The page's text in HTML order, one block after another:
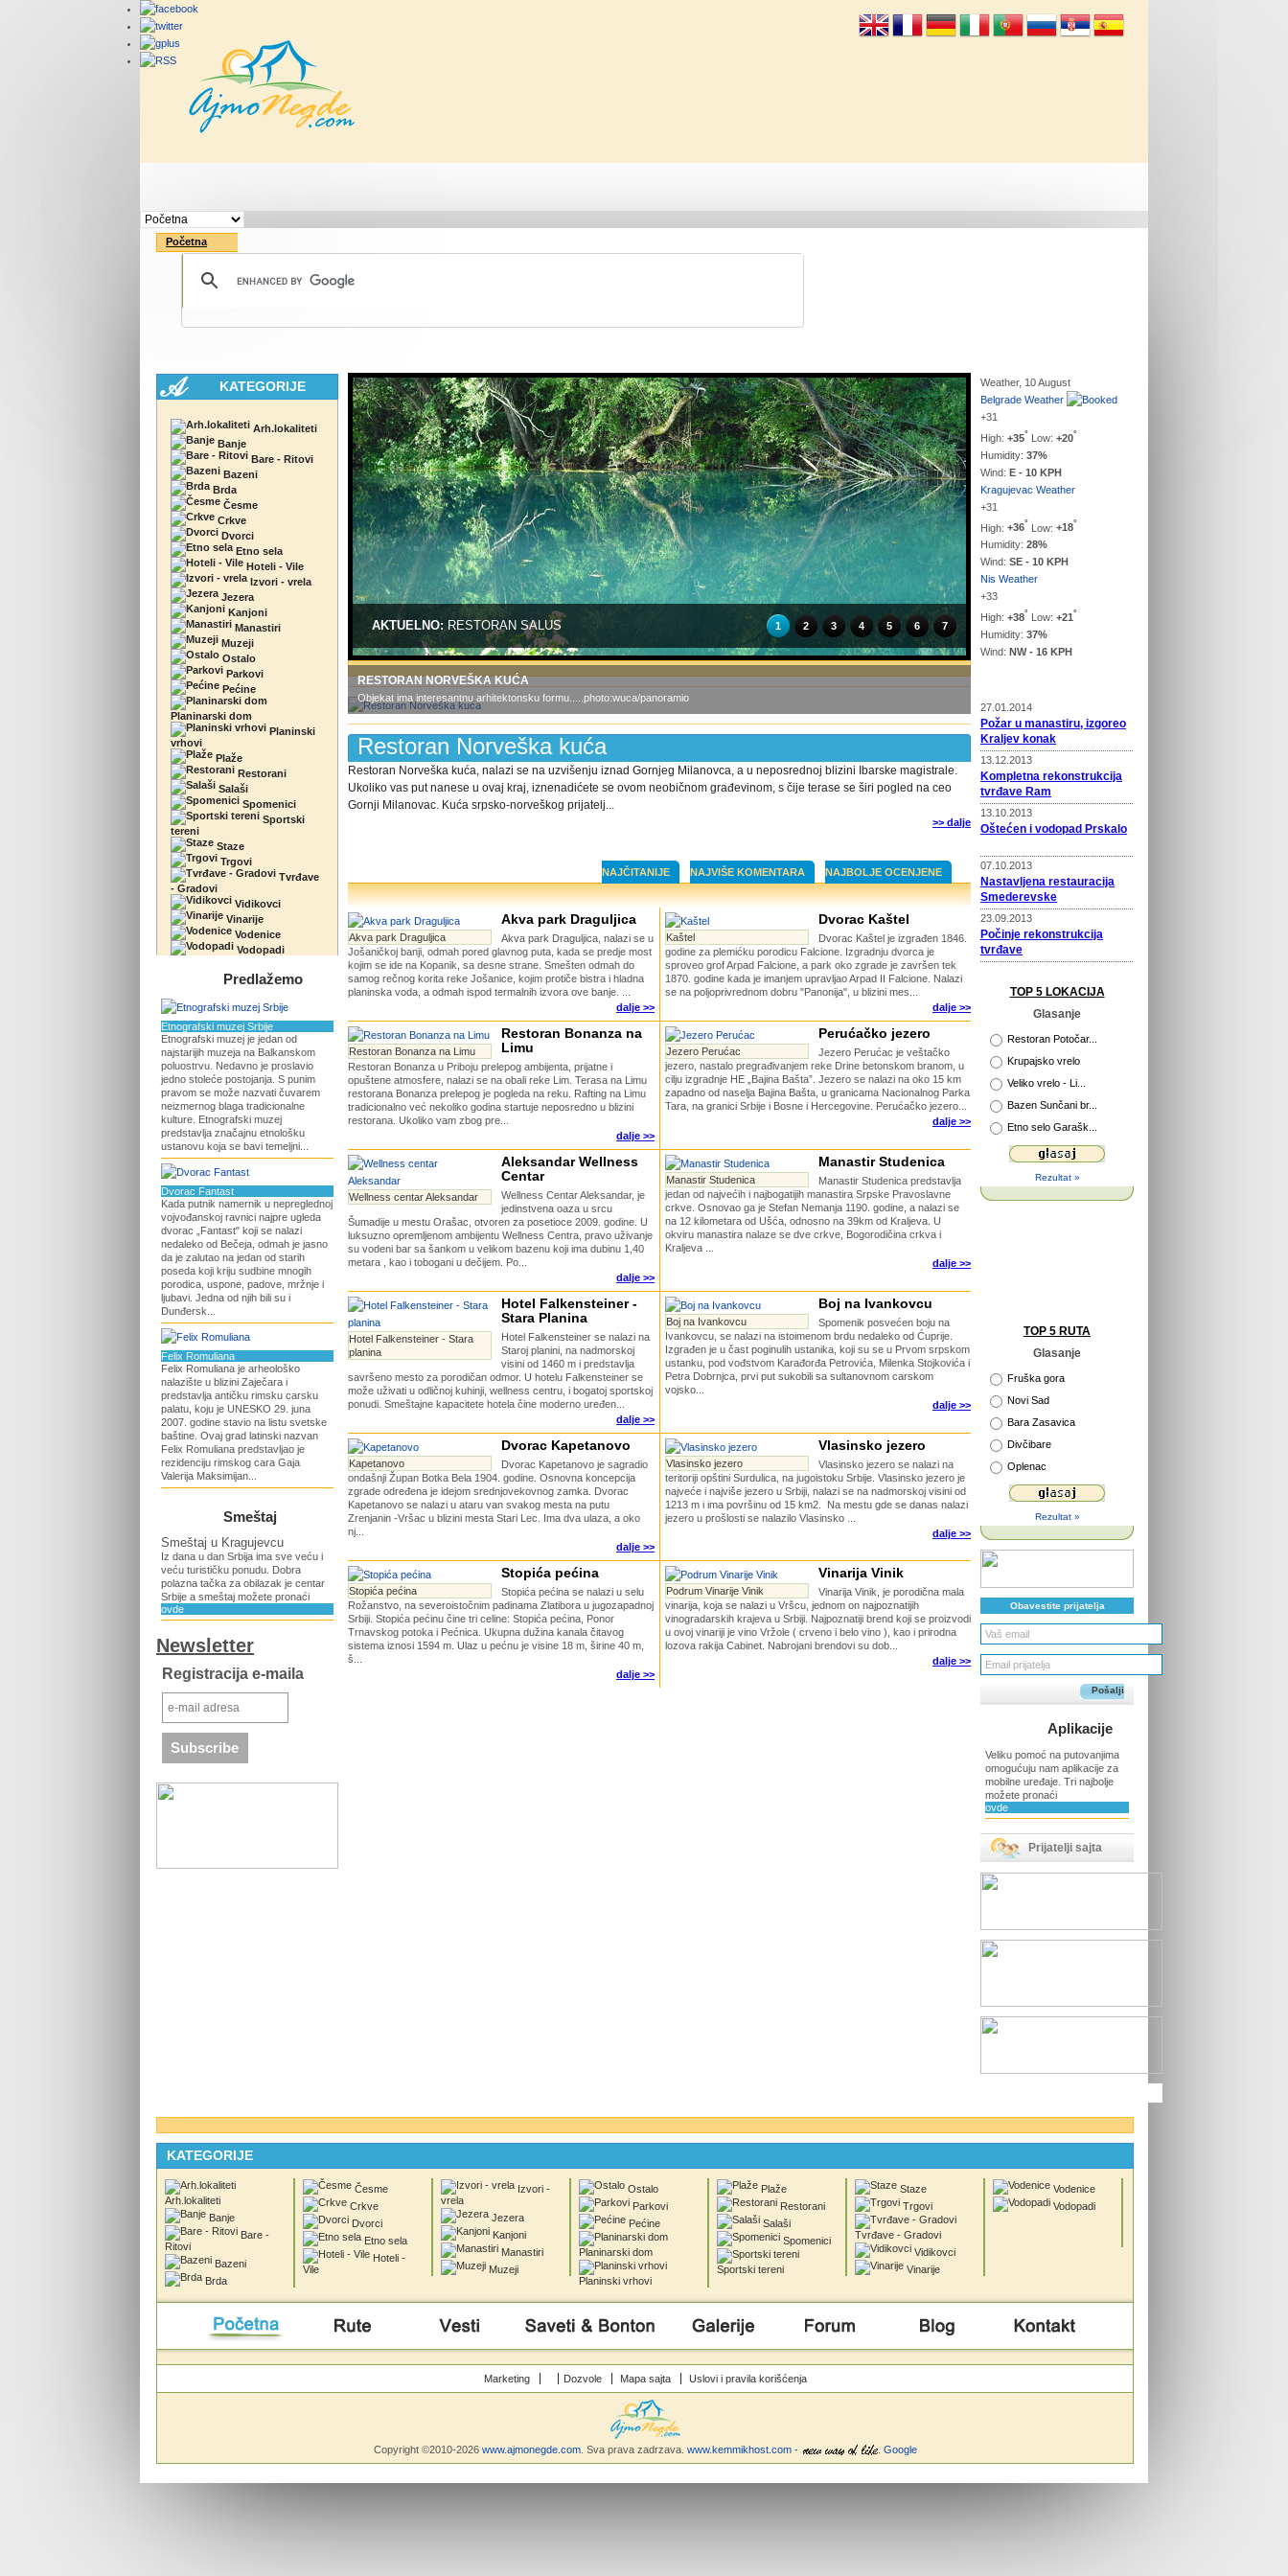
Početna
KATEGORIJE
Arh.lokaliteti
Banje
Bare - Ritovi
Bazeni
Brda
Česme
Crkve
Dvorci
Etno sela
Hoteli - Vile
Izvori - vrela
Jezera
Kanjoni
Manastiri
Muzeji
Ostalo
Parkovi
Pećine
Planinarski dom
Planinski
vrhovi
Plaže
Restorani
Salaši
Spomenici
Sportski
tereni
Staze
Trgovi
Tvrđave
- Gradovi
Vidikovci
Vinarije
Vodenice
Vodopadi
Predlažemo
Etnografski muzej Srbije
Etnografski muzej je jedan od
najstarijih muzeja na Balkanskom
poluostrvu. Nedavno je proslavio
jedno stoleće postojanja. S punim
pravom se može nazvati čuvarem
neizmernog blaga tradicionalne
kulture. Etnografski muzej
predstavlja značajnu etnološku
ustanovu koja se bavi temeljni...
Dvorac Fantast
Kada putnik namernik u nepreglednoj
vojvođanskoj ravnici najpre ugleda
dvorac „Fantast" koji se nalazi
nedaleko od Bečeja, odmah je jasno
da je zalutao na jedan od starih
poseda koji kriju sudbine mnogih
porodica, uspone, padove, mržnje i
ljubavi. Jedna od njih bili su i
Dunđersk...
Felix Romuliana
Felix Romuliana je arheološko
nalazište u blizini Zaječara i
predstavlja antičku rimsku carsku
palatu, koju je UNESKO 29. juna
2007. godine stavio na listu svetske
baštine. Ovaj grad latinski nazvan
Felix Romuliana predstavljao je
rezidenciju rimskog cara Gaja
Valerija Maksimijan...
Smeštaj
Smeštaj u Kragujevcu
Iz dana u dan Srbija ima sve veću i
veću turističku ponudu. Dobra
polazna tačka za obilazak je centar
Srbije a smeštaj možete pronaći
ovde
Newsletter
Registracija e-maila
AKTUELNO:RESTORAN SALUS 1 2 3 4 5 6 7
RESTORAN NORVEŠKA KUĆA
Objekat ima interesantnu arhitektonsku formu.....photo:wuca/panoramio
Restoran Norveška kuća
Restoran Norveška kuća, nalazi se na uzvišenju iznad Gornjeg Milanovca, a u neposrednoj blizini Ibarske magistrale.
Ukoliko vas put nanese u ovaj kraj, iznenadićete se ovom neobičnom građevinom, s čije terase se širi pogled na ceo
Gornji Milanovac. Kuća srpsko-norveškog prijatelj...
>> dalje
NAJČITANIJE NAJVIŠE KOMENTARA NAJBOLJE OCENJENE
Akva park Draguljica
Akva park Draguljica
Akva park Draguljica, nalazi se u
Jošaničkoj banji, odmah pored glavnog puta, kada se predje most
kojim se ide na Kopanik, sa desne strane. Smešten odmah do
samog rečnog korita reke Jošanice, kojim protiče bistra i hladna
planinska voda, a odmah ispod termalnih izvora ove banje. ...
dalje >>
Kaštel
Dvorac Kaštel
Dvorac Kaštel je izgrađen 1846.
godine za plemićku porodicu Falcione. Izgradnju dvorca je
sproveo grof Arpad Falcione, a park oko zgrade je završen tek
1870. godine kada je imanjem upravljao Arpad II Falcione. Nalazi
se na poljoprivrednom dobru "Panonija", u blizini mes...
dalje >>
Restoran Bonanza na Limu
Restoran Bonanza na
Limu
Restoran Bonanza u Priboju prelepog ambijenta, prijatne i
opuštene atmosfere, nalazi se na obali reke Lim. Terasa na Limu
restorana Bonanza prelepog je pogleda na reku. Rafting na Limu
tradicionalno već nekoliko godina startuje neposredno u blizini
restorana. Ukoliko vam zbog pre...
dalje >>
Jezero Perućac
Perućačko jezero
Jezero Perućac je veštačko
jezero, nastalo pregrađivanjem reke Drine betonskom branom, u
cilju izgradnje HE „Bajina Bašta”. Jezero se nalazi na oko 15 km
zapadno od naselja Bajina Bašta, u granicama Nacionalnog Parka
Tara, na granici Srbije i Bosne i Hercegovine. Perućačko jezero...
dalje >>
Wellness centar Aleksandar
Aleksandar Wellness
Centar
Wellness Centar Aleksandar, je
jedinstvena oaza u srcu
Šumadije u mestu Orašac, otvoren za posetioce 2009. godine. U
luksuzno opremljenom ambijentu Wellness Centra, pravo uživanje
su vodeni bar sa šankom u velikom bazenu koji ima dubinu 1,40
metara , kao i tobogani u dečijem. Po...
dalje >>
Manastir Studenica
Manastir Studenica
Manastir Studenica predstavlja
jedan od najvećih i najbogatijih manastira Srpske Pravoslavne
crkve. Osnovao ga je Stefan Nemanja 1190. godine, a nalazi se
na 12 kilometara od Ušća, odnosno na 39km od Kraljeva. U
okviru manastira nalaze se dve crkve, Bogorodičina crkva i
Kraljeva ...
dalje >>
Hotel Falkensteiner - Stara
planina
Hotel Falkensteiner -
Stara Planina
Hotel Falkensteiner se nalazi na
Staroj planini, na nadmorskoj
visini od 1460 m i predstavlja
savršeno mesto za porodičan odmor. U hotelu Falkensteiner se
može uživati u odličnoj kuhinji, wellness centru, i bogatoj sportskoj
ponudi. Smeštajne kapacitete hotela čine moderno uređen...
dalje >>
Boj na Ivankovcu
Boj na Ivankovcu
Spomenik posvećen boju na
Ivankovcu, se nalazi na istoimenom brdu nedaleko od Ćuprije.
Izgrađen je u čast poginulih ustanika, koji su se u Prvom srpskom
ustanku, pod vođstvom Karađorđa Petrovića, Milenka Stojkovića i
Petra Dobrnjca, prvi put sukobili sa sultanovnom carskom
vojsko...
dalje >>
Kapetanovo
Dvorac Kapetanovo
Dvorac Kapetanovo je sagradio
ondašnji Župan Botka Bela 1904. godine. Osnovna koncepcija
zgrade određena je idejom srednjovekovnog zamka. Dvorac
Kapetanovo se nalazi u ataru van svakog mesta na putu
Zrenjanin -Vršac u blizini mesta Stari Lec. Ima dva ulaza, a oko
nj...
dalje >>
Vlasinsko jezero
Vlasinsko jezero
Vlasinsko jezero se nalazi na
teritoriji opštini Surdulica, na jugoistoku Srbije. Vlasinsko jezero je
najveće i najviše jezero u Srbiji, nalazi se na nadmorskoj visini od
1213 m i ima površinu od 15 km2. Na mestu gde se danas nalazi
jezero u prošlosti se nalazilo Vlasinsko ...
dalje >>
Stopića pećina
Stopića pećina
Stopića pećina se nalazi u selu
Rožanstvo, na severoistočnim padinama Zlatibora u jugozapadnoj
Srbiji. Stopića pećinu čine tri celine: Stopića pećina, Ponor
Trnavskog potoka i Pećnica. Ukupna dužina kanala čitavog
sistema iznosi 1594 m. Ulaz u pećnu je visine 18 m, širine 40 m,
š...
dalje >>
Podrum Vinarije Vinik
Vinarija Vinik
Vinarija Vinik, je porodična mala
vinarija, koja se nalazi u Vršcu, jednom on najpoznatijih
vinogradarskih krajeva u Srbiji. Najpoznatiji brend koji se proizvodi
u ovoj vinariji je vino Vržole ( crveno i belo vino ), kao i prirodna
lozova rakija Cabinet. Nabrojani brendovi su dob...
dalje >>
Weather, 10 August
Belgrade Weather
+31
High: +35° Low: +20°
Humidity: 37%
Wind: E - 10 KPH
Kragujevac Weather
+31
High: +36° Low: +18°
Humidity: 28%
Wind: SE - 10 KPH
Nis Weather
+33
High: +38° Low: +21°
Humidity: 37%
Wind: NW - 16 KPH
27.01.2014
Požar u manastiru, izgoreo
Kraljev konak
13.12.2013
Kompletna rekonstrukcija
tvrđave Ram
13.10.2013
Oštećen i vodopad Prskalo
07.10.2013
Nastavljena restauracija
Smederevske
23.09.2013
Počinje rekonstrukcija
tvrđave
Prošireni kapaciteti Vile
Novi putokazi na Rajcu
29.04.2013
Otvorena platforma za
razgledanje
26.04.2013
115 godina Velikog Parka u
Kragujevcu
Počinje obnova tvrđave
TOP 5 LOKACIJA
Glasanje
Restoran Potočar...
Krupajsko vrelo
Veliko vrelo - Li...
Bazen Sunčani br...
Etno selo Garašk...
Rezultat »
TOP 5 RUTA
Glasanje
Fruška gora
Novi Sad
Bara Zasavica
Divčibare
Oplenac
Rezultat »
Obavestite prijatelja
Pošalji
Aplikacije
Veliku pomoć na putovanjima
omogućuju nam aplikacije za
mobilne uređaje. Tri najbolje
možete pronaći
ovde
Prijatelji sajta
KATEGORIJE
Arh.lokaliteti
Banje
Bare -
Ritovi
Bazeni
Brda
Česme
Crkve
Dvorci
Etno sela
Hoteli -
Vile
Izvori -
vrela
Jezera
Kanjoni
Manastiri
Muzeji
Ostalo
Parkovi
Pećine
Planinarski dom
Planinski vrhovi
Plaže
Restorani
Salaši
Spomenici
Sportski tereni
Staze
Trgovi
Tvrđave - Gradovi
Vidikovci
Vinarije
Vodenice
Vodopadi
Marketing
Dozvole Mapa sajta Uslovi i pravila korišćenja
Copyright ©2010-2026 www.ajmonegde.com. Sva prava zadrzava. www.kemmikhost.com - . Google